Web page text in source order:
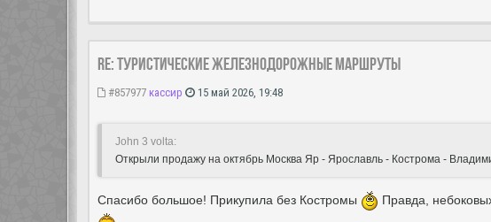
Re: Туристические железнодорожные маршруты
#857977 кассир 15 май 2026, 19:48
John 3 volta:
Открыли продажу на октябрь Москва Яр - Ярославль - Кострома -
Спасибо большое! Прикупила без Костромы Правда,